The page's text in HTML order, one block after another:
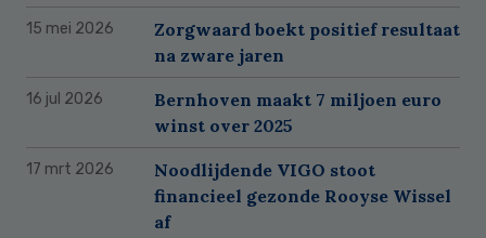
15 mei 2026
Zorgwaard boekt positief resultaat
na zware jaren
16 jul 2026
Bernhoven maakt 7 miljoen euro
winst over 2025
17 mrt 2026
Noodlijdende VIGO stoot
financieel gezonde Rooyse Wissel
af